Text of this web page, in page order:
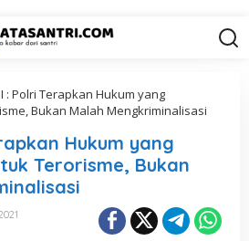
: Polri Terapkan Hukum yang
Bukan Malah Mengkriminalisasi
Hukum yang
Terorisme, Bukan